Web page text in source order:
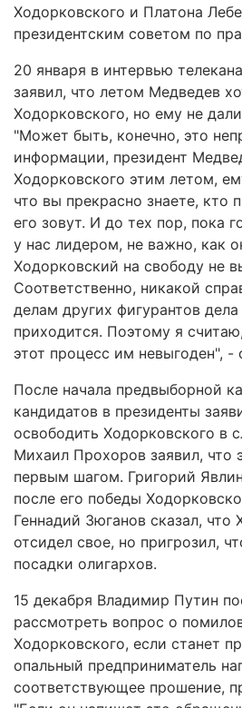
Ходорковского и Платона
президентским советом по
20 января в интервью
заявил, что летом Медведев
Ходорковского, но ему не
"Может быть, конечно, это
информации, президент
Ходорковского этим летом,
что вы прекрасно знаете, кто
его зовут. И до тех пор, пока
у нас лидером, не важно, как
Ходорковский на свободу не
Соответственно, никакой
делам других фигурантов
приходится. Поэтому я
этот процесс им невыгоден", -
После начала предвыборной
кандидатов в президенты
освободить Ходорковского в
Михаил Прохоров заявил, что
первым шагом. Григорий
после его победы
Геннадий Зюганов сказал,
отсидел свое, но пригрозил,
посадки олигархов.
15 декабря Владимир Путин
рассмотреть вопрос о
Ходорковского, если станет
опальный предприниматель
соответствующее прошение,